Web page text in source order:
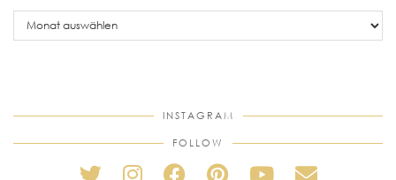
older
posts
INSTAGRAM
FOLLOW